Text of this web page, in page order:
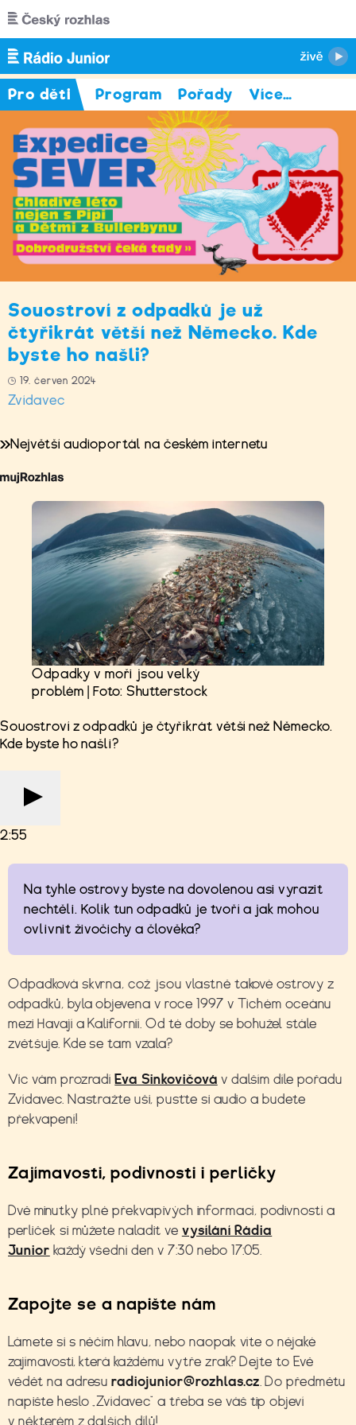
Přejít k hlavnímu obsahu
Pro děti Program Pořady Více…
Souostroví z odpadků je už
čtyřikrát větší než Německo. Kde
byste ho našli?
19. červen 2024
Zvídavec
Největší audioportál na českém internetu
Odpadky v moři jsou velký
problém | Foto: Shutterstock
Souostroví z odpadků je čtyřikrát větší než Německo.
Kde byste ho našli?
2:55
Na tyhle ostrovy byste na dovolenou asi vyrazit
nechtěli. Kolik tun odpadků je tvoří a jak mohou
ovlivnit živočichy a člověka?
Odpadková skvrna, což jsou vlastně takové ostrovy z
odpadků, byla objevena v roce 1997 v Tichém oceánu
mezi Havají a Kalifornií. Od té doby se bohužel stále
zvětšuje. Kde se tam vzala?
Víc vám prozradíEva Sinkovičová v dalším díle pořadu
Zvídavec. Nastražte uši, pusťte si audio a budete
překvapení!
Zajímavosti, podivnosti i perličky
Dvě minutky plné překvapivých informací, podivností a
perliček si můžete naladit ve vysílání Rádia
Junior každý všední den v 7:30 nebo 17:05.
Zapojte se a napište nám
Lámete si s něčím hlavu, nebo naopak víte o nějaké
zajímavosti, která každému vytře zrak? Dejte to Evě
vědět na adresu radiojunior@rozhlas.cz. Do předmětu
napište heslo „Zvídavec“ a třeba se váš tip objeví
v některém z dalších dílů!